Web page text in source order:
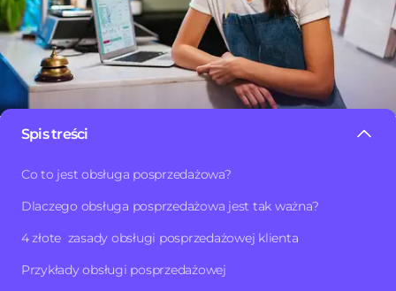
Spis treści
Co to jest obsługa posprzedażowa?
Dlaczego obsługa posprzedażowa jest tak ważna?
4 złote zasady obsługi posprzedażowej klienta
Przykłady obsługi posprzedażowej
Wielu żyje w przekonaniu, że budowanie relacji klienta z
klienta i kończy na sprzedaży. A co, jakbyśmy Ci
przekazuje klientowi najwięcej o Twoich zamiarach?